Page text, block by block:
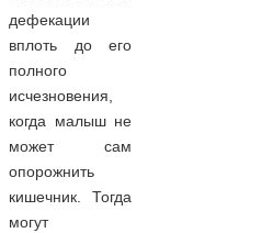
дефекации
вплоть до его
полного
исчезновения,
когда малыш не
может сам
опорожнить
кишечник. Тогда
могут